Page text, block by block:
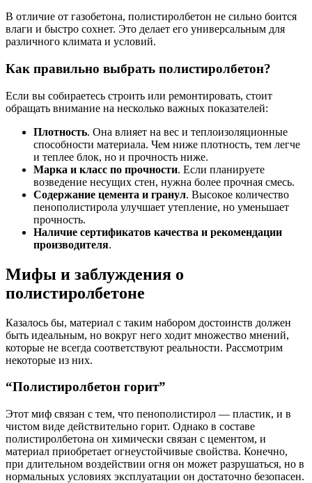
В отличие от газобетона, полистиролбетон не сильно боится
влаги и быстро сохнет. Это делает его универсальным для
различного климата и условий.
Как правильно выбрать полистиролбетон?
Если вы собираетесь строить или ремонтировать, стоит
обращать внимание на несколько важных показателей:
Плотность. Она влияет на вес и теплоизоляционные
способности материала. Чем ниже плотность, тем легче
и теплее блок, но и прочность ниже.
Марка и класс по прочности. Если планируете
возведение несущих стен, нужна более прочная смесь.
Содержание цемента и гранул. Высокое количество
пенополистирола улучшает утепление, но уменьшает
прочность.
Наличие сертификатов качества и рекомендации
производителя.
Мифы и заблуждения о
полистиролбетоне
Казалось бы, материал с таким набором достоинств должен
быть идеальным, но вокруг него ходит множество мнений,
которые не всегда соответствуют реальности. Рассмотрим
некоторые из них.
“Полистиролбетон горит”
Этот миф связан с тем, что пенополистирол — пластик, и в
чистом виде действительно горит. Однако в составе
полистиролбетона он химически связан с цементом, и
материал приобретает огнеустойчивые свойства. Конечно,
при длительном воздействии огня он может разрушаться, но в
нормальных условиях эксплуатации он достаточно безопасен.